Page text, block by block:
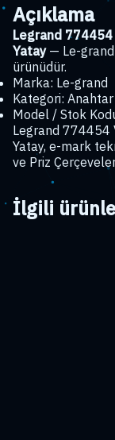
Açıklama
Legrand 774454
Yatay— Le-grand
ürünüdür.
Marka: Le-grand
Kategori:
Model / Stok
Legrand 774454
Yatay, e-mark
ve Priz
İlgili